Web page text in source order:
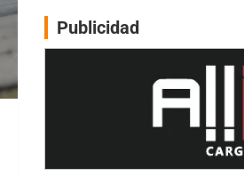
NORESTE SANTAFESINO - F6
Ciudad de Avellaneda (Asfalto)
Publicidad